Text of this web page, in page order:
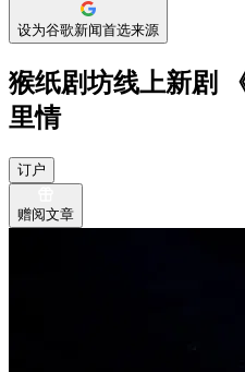
设为谷歌新闻首选来源
猴纸剧坊线上新剧
里情
订户
赠阅文章